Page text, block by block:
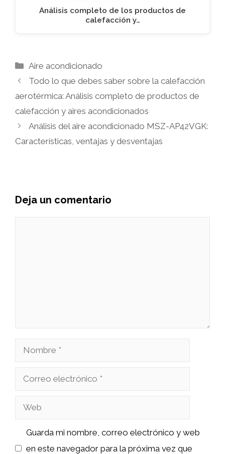
Análisis completo de los productos de
calefacción y…
Categorías
Aire acondicionado
Todo lo que debes saber sobre la calefacción
aerotérmica: Análisis completo de productos de
calefacción y aires acondicionados
Análisis del aire acondicionado MSZ-AP42VGK:
Características, ventajas y desventajas
Deja un comentario
Nombre
Correo
Web
Guarda mi nombre, correo electrónico y web
en este navegador para la próxima vez que